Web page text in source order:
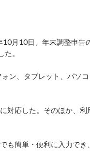
月10日、年末調整申告
。
ン、タブレット、パソ
応した。そのほか、利
も簡単・便利に入力でき